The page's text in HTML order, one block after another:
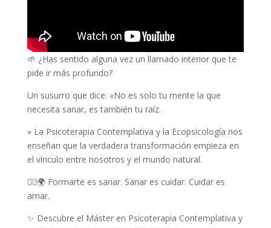
🌱 ¿Has sentido alguna vez un llamado interior que te
pide ir más profundo?
Un susurro que dice: «No es solo tu mente la que
necesita sanar, es también tu raíz.
» La Psicoterapia Contemplativa y la Ecopsicología nos
enseñan que la verdadera transformación empieza en
el vínculo entre nosotros y el mundo natural.
🧘‍♀️🌍 Formarte es sanar. Sanar es cuidar. Cuidar es
amar.
✨ Descubre el Máster en Psicoterapia Contemplativa y